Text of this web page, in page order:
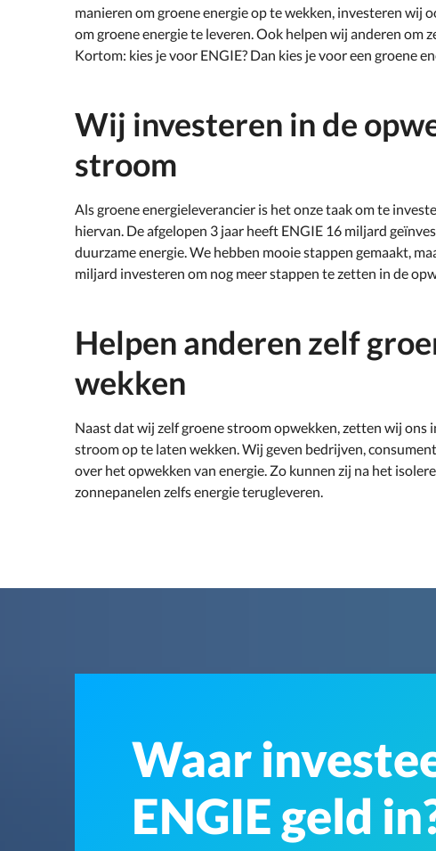
manieren om groene energie op te wekken, investeren wij
om groene energie te leveren. Ook helpen wij anderen om
Kortom: kies je voor ENGIE? Dan kies je voor een groene
Wij investeren in de
stroom
Als groene energieleverancier is het onze taak om te
hiervan. De afgelopen 3 jaar heeft ENGIE 16 miljard
duurzame energie. We hebben mooie stappen gemaakt,
miljard investeren om nog meer stappen te zetten in de
Helpen anderen zelf
wekken
Naast dat wij zelf groene stroom opwekken, zetten wij ons
stroom op te laten wekken. Wij geven bedrijven,
over het opwekken van energie. Zo kunnen zij na het
zonnepanelen zelfs energie terugleveren.
Waar
ENGIE geld